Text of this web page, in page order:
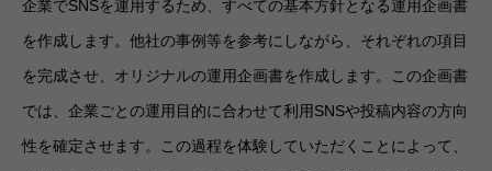
企業でSNSを運用するため、すべての基本方針となる運用企画書
を作成します。他社の事例等を参考にしながら、それぞれの項目
を完成させ、オリジナルの運用企画書を作成します。この企画書
では、企業ごとの運用目的に合わせて利用SNSや投稿内容の方向
性を確定させます。この過程を体験していただくことによって、